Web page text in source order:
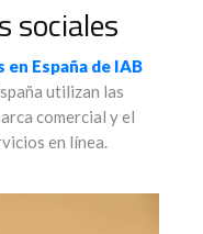
sociales
España de IAB
utilizan las
comercial y el
en línea.